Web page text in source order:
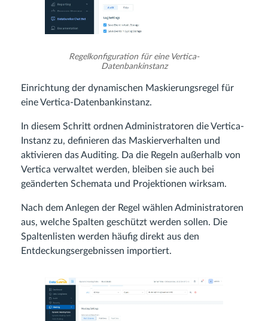
Regelkonfiguration für eine Vertica-
Datenbankinstanz
Einrichtung der dynamischen Maskierungsregel für
eine Vertica-Datenbankinstanz.
In diesem Schritt ordnen Administratoren die Vertica-
Instanz zu, definieren das Maskierverhalten und
aktivieren das Auditing. Da die Regeln außerhalb von
Vertica verwaltet werden, bleiben sie auch bei
geänderten Schemata und Projektionen wirksam.
Nach dem Anlegen der Regel wählen Administratoren
aus, welche Spalten geschützt werden sollen. Die
Spaltenlisten werden häufig direkt aus den
Entdeckungsergebnissen importiert.